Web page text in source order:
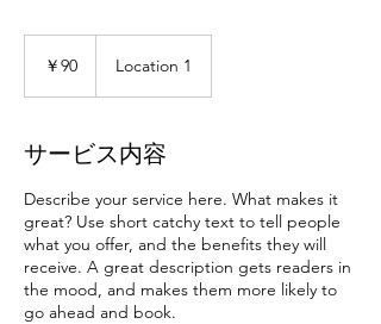
￥90 Location 1
サービス内容
Describe your service here. What makes it
great? Use short catchy text to tell people
what you offer, and the benefits they will
receive. A great description gets readers in
the mood, and makes them more likely to
go ahead and book.